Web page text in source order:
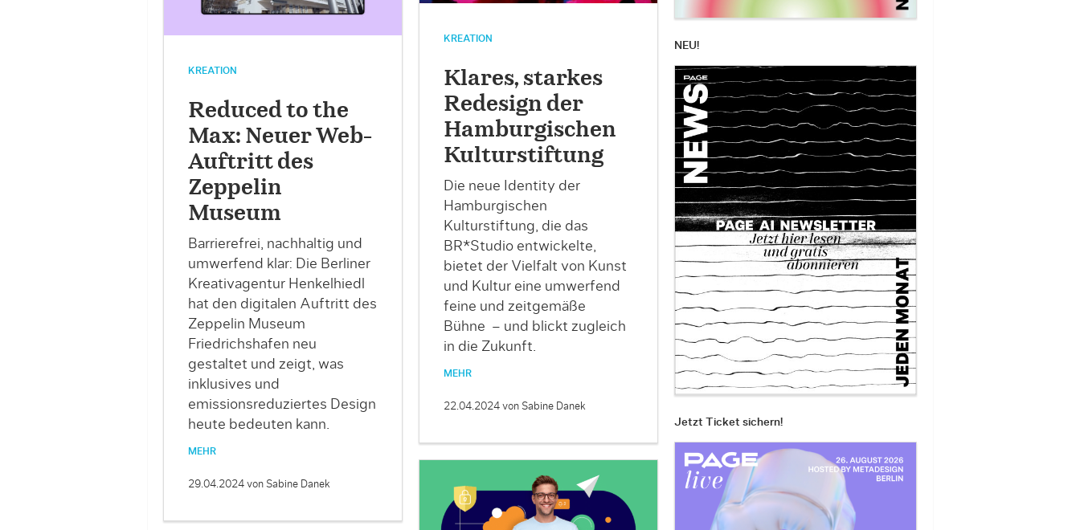
KREATION
Reduced to the
Max: Neuer Web-
Auftritt des
Zeppelin
Museum
Barrierefrei, nachhaltig und
umwerfend klar: Die Berliner
Kreativagentur Henkelhiedl
hat den digitalen Auftritt des
Zeppelin Museum
Friedrichshafen neu
gestaltet und zeigt, was
inklusives und
emissionsreduziertes Design
heute bedeuten kann.
MEHR
29.04.2024 von Sabine Danek
KREATION
Klares, starkes
Redesign der
Hamburgischen
Kulturstiftung
Die neue Identity der
Hamburgischen
Kulturstiftung, die das
BR*Studio entwickelte,
bietet der Vielfalt von Kunst
und Kultur eine umwerfend
feine und zeitgemäße
Bühne – und blickt zugleich
in die Zukunft.
MEHR
22.04.2024 von Sabine Danek
NEU!
Jetzt Ticket sichern!